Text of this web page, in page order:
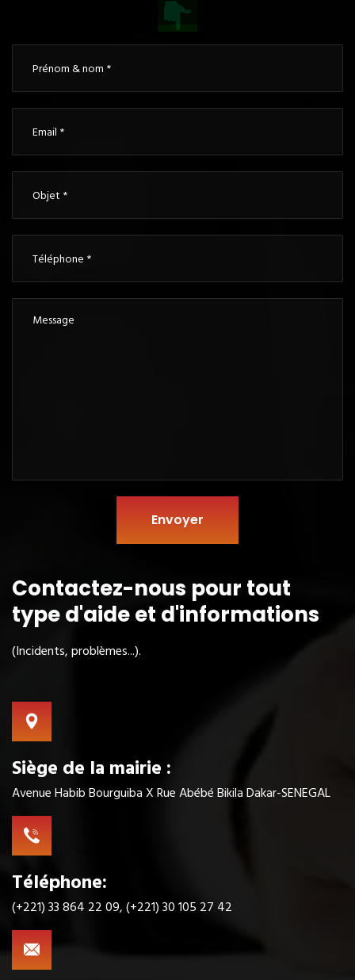
Envoyer
Contactez-nous pour tout
typed'aide et d'informations
(Incidents, problèmes...).
Siège de la mairie :
Avenue Habib Bourguiba X Rue Abébé Bikila Dakar-SENEGAL
Téléphone:
(+221) 33 864 22 09, (+221) 30 105 27 42